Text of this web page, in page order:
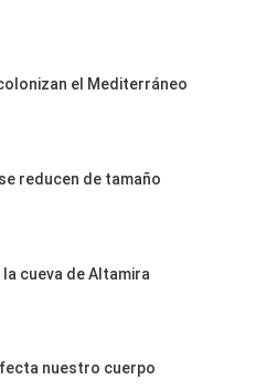
el Mediterráneo
reducen de tamaño
cueva de Altamira
nuestro cuerpo